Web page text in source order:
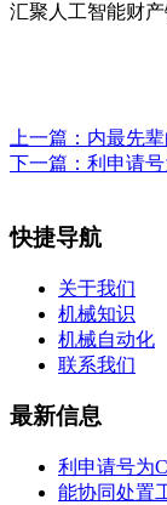
汇聚人工智能财产
上一篇： 内最先
下一篇： 利申请号
快捷导航
关于我们
机械知识
机械自动化
联系我们
最新信息
利申请号为
能协同处置